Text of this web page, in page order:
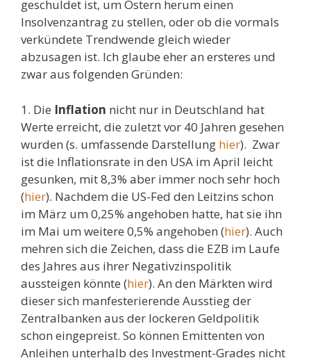
geschuldet ist, um Ostern herum einen
Insolvenzantrag zu stellen, oder ob die vormals
verkündete Trendwende gleich wieder
abzusagen ist. Ich glaube eher an ersteres und
zwar aus folgenden Gründen:
1. Die Inflation nicht nur in Deutschland hat
Werte erreicht, die zuletzt vor 40 Jahren gesehen
wurden (s. umfassende Darstellung hier). Zwar
ist die Inflationsrate in den USA im April leicht
gesunken, mit 8,3% aber immer noch sehr hoch
(hier). Nachdem die US-Fed den Leitzins schon
im März um 0,25% angehoben hatte, hat sie ihn
im Mai um weitere 0,5% angehoben (hier). Auch
mehren sich die Zeichen, dass die EZB im Laufe
des Jahres aus ihrer Negativzinspolitik
aussteigen könnte (hier). An den Märkten wird
dieser sich manfesterierende Ausstieg der
Zentralbanken aus der lockeren Geldpolitik
schon eingepreist. So können Emittenten von
Anleihen unterhalb des Investment-Grades nicht